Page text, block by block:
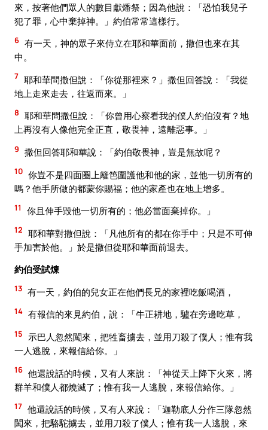
來，按著他們眾人的數目獻燔祭；因為他說：「恐怕我兒子
犯了罪，心中棄掉神。」約伯常常這樣行。
6 有一天，神的眾子來侍立在耶和華面前，撒但也來在其
中。
7 耶和華問撒但說：「你從那裡來？」撒但回答說：「我從
地上走來走去，往返而來。」
8 耶和華問撒但說：「你曾用心察看我的僕人約伯沒有？地
上再沒有人像他完全正直，敬畏神，遠離惡事。」
9 撒但回答耶和華說：「約伯敬畏神，豈是無故呢？
10 你豈不是四面圈上籬笆圍護他和他的家，並他一切所有的
嗎？他手所做的都蒙你賜福；他的家產也在地上增多。
11 你且伸手毀他一切所有的；他必當面棄掉你。」
12 耶和華對撒但說：「凡他所有的都在你手中；只是不可伸
手加害於他。」於是撒但從耶和華面前退去。
約伯受試煉
13 有一天，約伯的兒女正在他們長兄的家裡吃飯喝酒，
14 有報信的來見約伯，說：「牛正耕地，驢在旁邊吃草，
15 示巴人忽然闖來，把牲畜擄去，並用刀殺了僕人；惟有我
一人逃脫，來報信給你。」
16 他還說話的時候，又有人來說：「神從天上降下火來，將
群羊和僕人都燒滅了；惟有我一人逃脫，來報信給你。」
17 他還說話的時候，又有人來說：「迦勒底人分作三隊忽然
闖來，把駱駝擄去，並用刀殺了僕人；惟有我一人逃脫，來